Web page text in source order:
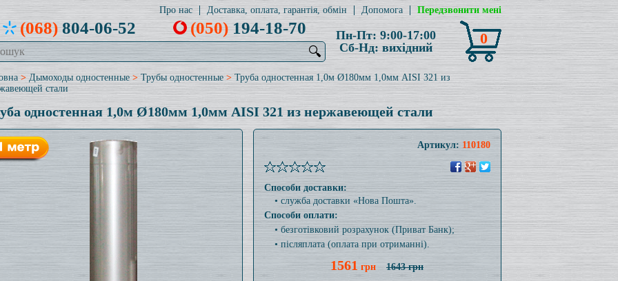
Про нас Доставка, оплата, гарантія, обмін Допомога Передзвонити мені
(068)804-06-52 (050)194-18-70
🔍
Пн-Пт: 9:00-17:00
Сб-Нд: вихідний
0
> Дымоходы одностенные> Трубы одностенные> Труба одностенная 1,0м Ø180мм 1,0мм AISI 321 из
стали
одностенная 1,0м Ø180мм 1,0мм AISI 321 из нержавеющей стали
Артикул:110180
Способи доставки:
• служба доставки «Нова Пошта».
Способи оплати:
• безготівковий розрахунок (Приват Банк);
• післяплата (оплата при отриманні).
1561 грн 1643 грн